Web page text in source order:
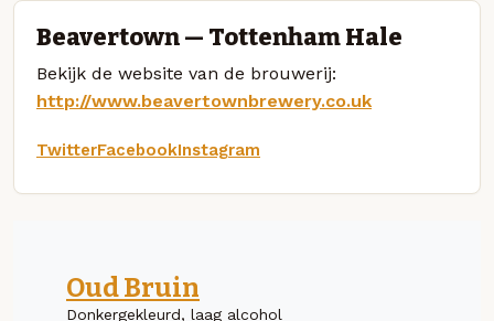
Beavertown — Tottenham Hale
Bekijk de website van de brouwerij:
http://www.beavertownbrewery.co.uk
TwitterFacebookInstagram
Oud Bruin
Donkergekleurd, laag alcohol